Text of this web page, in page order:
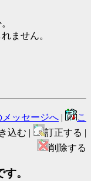
ません。
メッセージへ |
こ
込む |
訂正する |
削除する
。